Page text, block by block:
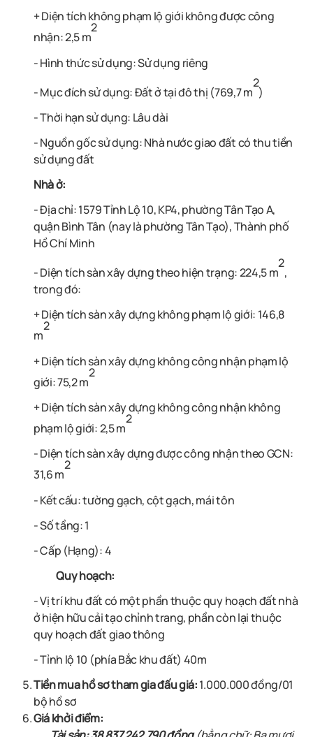
+ Diện tích không phạm lộ giới không được công
nhận: 2,5 m
2
- Hình thức sử dụng: Sử dụng riêng
- Mục đích sử dụng: Đất ở tại đô thị (769,7 m
2
)
- Thời hạn sử dụng: Lâu dài
- Nguồn gốc sử dụng: Nhà nước giao đất có thu tiền
sử dụng đất
Nhà ở:
- Địa chỉ: 1579 Tỉnh Lộ 10, KP4, phường Tân Tạo A,
quận Bình Tân (nay là phường Tân Tạo), Thành phố
Hồ Chí Minh
- Diện tích sàn xây dựng theo hiện trạng: 224,5 m
2
,
trong đó:
+ Diện tích sàn xây dựng không phạm lộ giới: 146,8
m
2
+ Diện tích sàn xây dựng không công nhận phạm lộ
giới: 75,2 m
2
+ Diện tích sàn xây dựng không công nhận không
phạm lộ giới: 2,5 m
2
- Diện tích sàn xây dựng được công nhận theo GCN:
31,6 m
2
- Kết cấu: tường gạch, cột gạch, mái tôn
- Số tầng: 1
- Cấp (Hạng): 4
Quy hoạch:
- Vị trí khu đất có một phần thuộc quy hoạch đất nhà
ở hiện hữu cải tạo chỉnh trang, phần còn lại thuộc
quy hoạch đất giao thông
- Tỉnh lộ 10 (phía Bắc khu đất) 40m
Tiền mua hồ sơ tham gia đấu giá:1.000.000 đồng/01
bộ hồ sơ
Giá khởi điểm: